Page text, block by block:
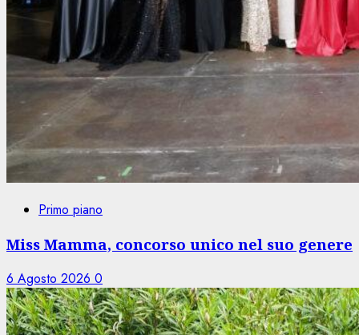
Primo piano
Miss Mamma, concorso unico nel suo genere
6 Agosto 2026 0